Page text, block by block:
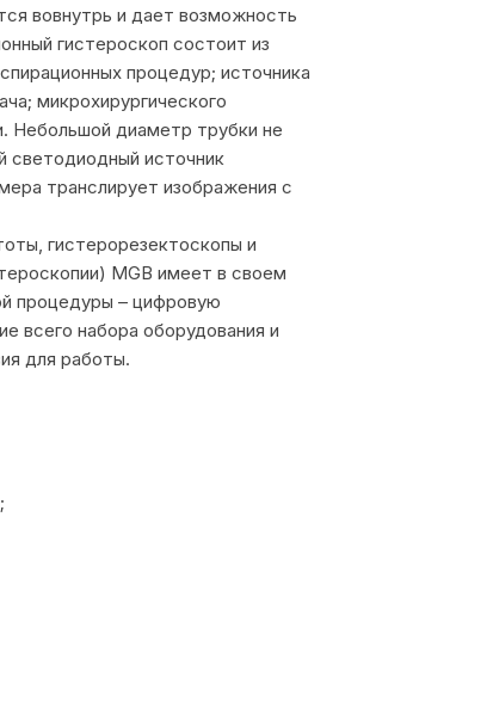
вовнутрь и дает возможность
гистероскоп состоит из
процедур; источника
микрохирургического
Небольшой диаметр трубки не
светодиодный источник
транслирует изображения с
гистерорезектоскопы и
MGB имеет в своем
процедуры – цифровую
всего набора оборудования и
для работы.